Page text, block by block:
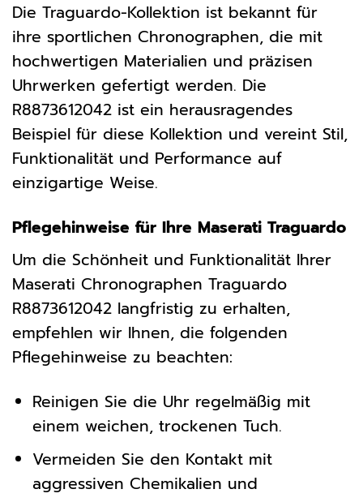
Die Traguardo-Kollektion ist bekannt für
ihre sportlichen Chronographen, die mit
hochwertigen Materialien und präzisen
Uhrwerken gefertigt werden. Die
R8873612042 ist ein herausragendes
Beispiel für diese Kollektion und vereint Stil,
Funktionalität und Performance auf
einzigartige Weise.
Pflegehinweise für Ihre Maserati Traguardo
Um die Schönheit und Funktionalität Ihrer
Maserati Chronographen Traguardo
R8873612042 langfristig zu erhalten,
empfehlen wir Ihnen, die folgenden
Pflegehinweise zu beachten:
Reinigen Sie die Uhr regelmäßig mit
einem weichen, trockenen Tuch.
Vermeiden Sie den Kontakt mit
aggressiven Chemikalien und